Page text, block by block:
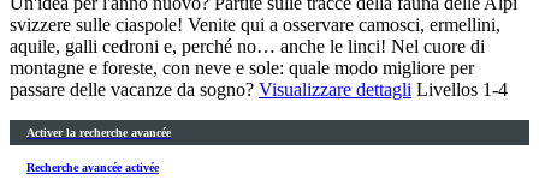
svizzere sulle ciaspole! Venite qui a osservare camosci, ermellini,
aquile, galli cedroni e, perché no… anche le linci! Nel cuore di
montagne e foreste, con neve e sole: quale modo migliore per
passare delle vacanze da sogno? Visualizzare dettagli Livellos 1-4
Activer la recherche avancée
Recherche avancée activée